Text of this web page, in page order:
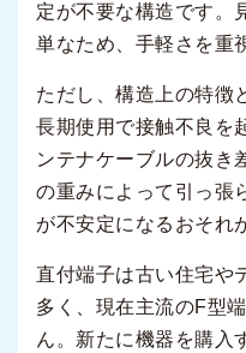
定が不要な構造です。
単なため、手軽さを重
ただし、構造上の特徴
長期使用で接触不良を
ンテナケーブルの抜き
の重みによって引っ張
が不安定になるおそれ
直付端子は古い住宅や
多く、現在主流のF型
ん。新たに機器を購入